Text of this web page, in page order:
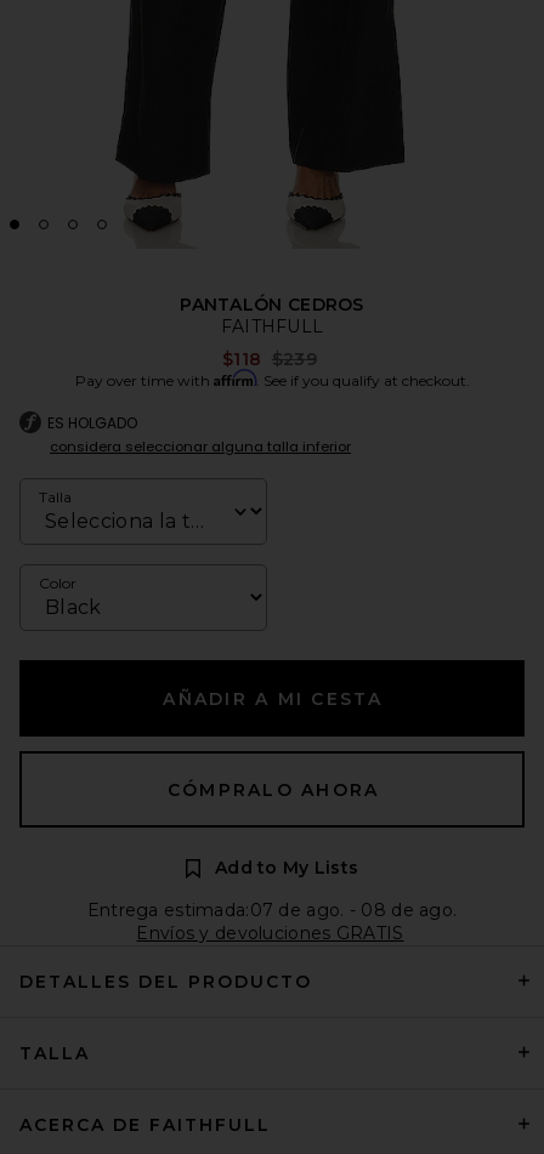
PANTALÓN CEDROS
FAITHFULL
$118 Previous price:
$239
Pay over time with Affirm. See if you qualify at checkout.
ES HOLGADO
considera seleccionar alguna talla inferior
Talla
Color
AÑADIR A MI CESTA
CÓMPRALO AHORA
Add to My Lists
Entrega estimada:07 de ago. - 08 de ago.
Envíos y devoluciones GRATIS
DETALLES DEL PRODUCTO
TALLA
ACERCA DE FAITHFULL